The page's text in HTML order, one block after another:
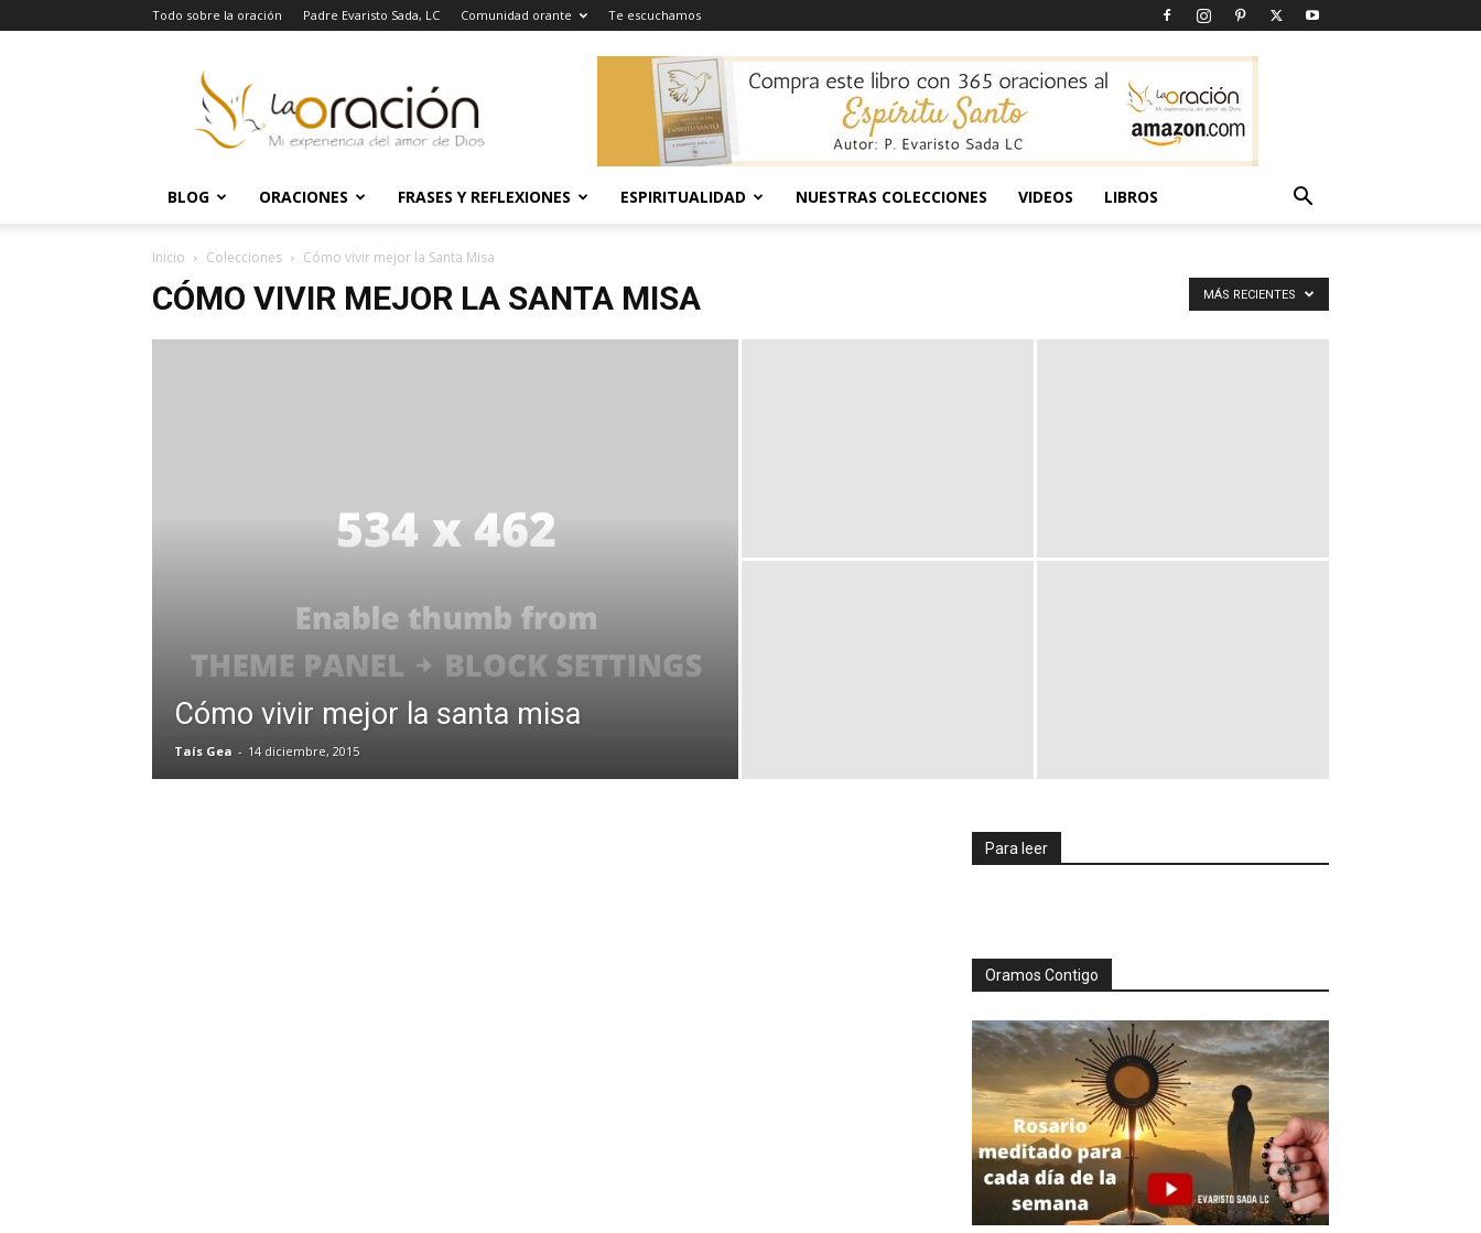
Todo sobre la oración Padre Evaristo Sada, LC Comunidad orante Te escuchamos
Oración
BLOG ORACIONES FRASES Y REFLEXIONES ESPIRITUALIDAD NUESTRAS COLECCIONES VIDEOS LIBROS
Inicio Colecciones Cómo vivir mejor la Santa Misa
CÓMO VIVIR MEJOR LA SANTA MISA MÁS RECIENTES
Cómo vivir mejor la santa misa
Taís Gea - 14 diciembre, 2015
Para leer
Oramos Contigo